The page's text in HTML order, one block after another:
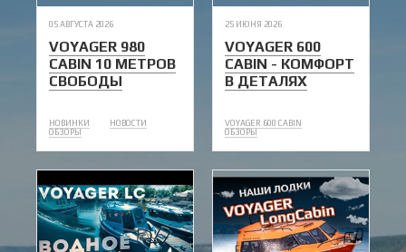
05 АВГУСТА 2026
VOYAGER 980
CABIN 10 МЕТРОВ
СВОБОДЫ
НОВИНКИ
НОВОСТИ
ОБЗОРЫ
25 ИЮНЯ 2026
VOYAGER 600
CABIN - КОМФОРТ
В ДЕТАЛЯХ
VOYAGER 600 CABIN
ОБЗОРЫ